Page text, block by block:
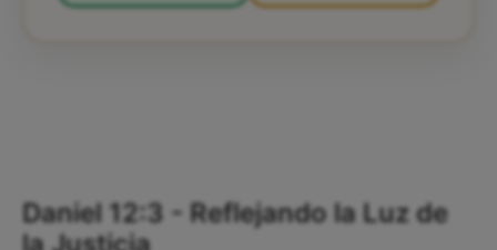
Daniel 12:3 - Reflejando la Luz de